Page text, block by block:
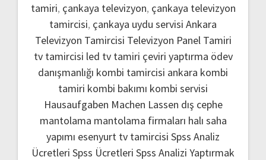
tamiri, çankaya televizyon, çankaya televizyon
tamircisi, çankaya uydu servisi Ankara
Televizyon Tamircisi Televizyon Panel Tamiri
tv tamircisi led tv tamiri çeviri yaptırma ödev
danışmanlığı kombi tamircisi ankara kombi
tamiri kombi bakımı kombi servisi
Hausaufgaben Machen Lassen dış cephe
mantolama mantolama firmaları halı saha
yapımı esenyurt tv tamircisi Spss Analiz
Ücretleri Spss Ücretleri Spss Analizi Yaptırmak